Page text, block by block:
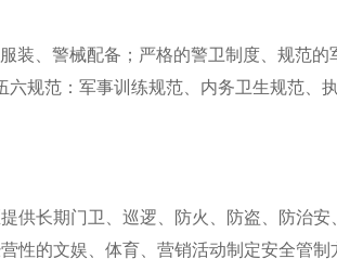
装、警械配备；严格的警卫制度、规范
六规范：军事训练规范、内务卫生规范、
供长期门卫、巡逻、防火、防盗、防治
性的文娱、体育、营销活动制定安全管制